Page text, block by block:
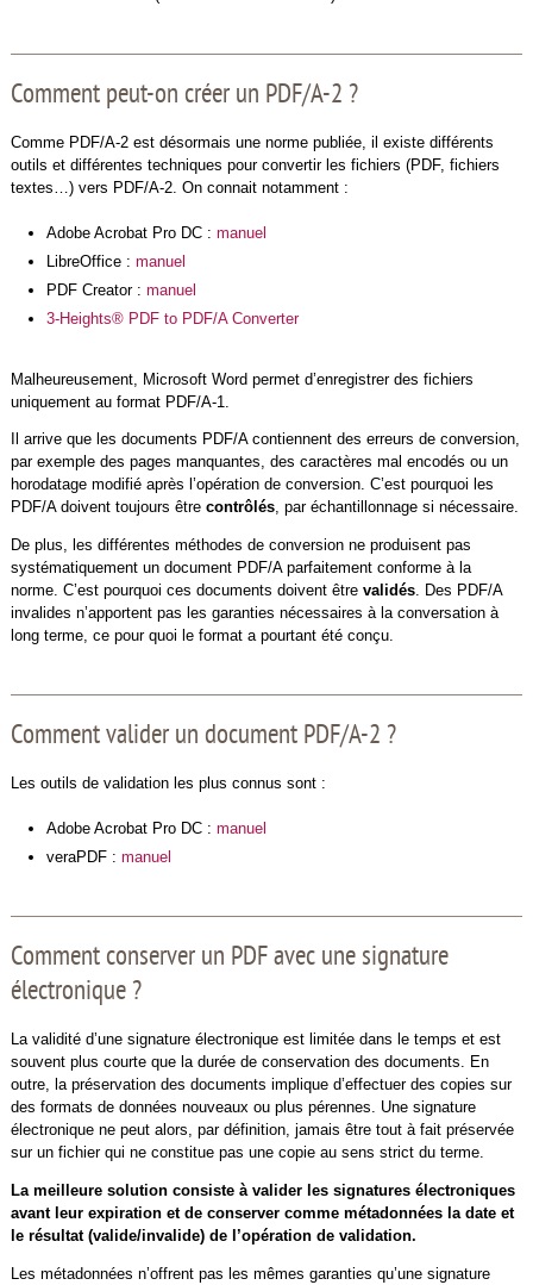
Comment peut-on créer un PDF/A-2 ?
Comme PDF/A-2 est désormais une norme publiée, il existe différents
outils et différentes techniques pour convertir les fichiers (PDF, fichiers
textes…) vers PDF/A-2. On connait notamment :
Adobe Acrobat Pro DC : manuel
LibreOffice : manuel
PDF Creator : manuel
3-Heights® PDF to PDF/A Converter
Malheureusement, Microsoft Word permet d’enregistrer des fichiers
uniquement au format PDF/A-1.
Il arrive que les documents PDF/A contiennent des erreurs de conversion,
par exemple des pages manquantes, des caractères mal encodés ou un
horodatage modifié après l’opération de conversion. C’est pourquoi les
PDF/A doivent toujours être contrôlés, par échantillonnage si nécessaire.
De plus, les différentes méthodes de conversion ne produisent pas
systématiquement un document PDF/A parfaitement conforme à la
norme. C’est pourquoi ces documents doivent être validés. Des PDF/A
invalides n’apportent pas les garanties nécessaires à la conversation à
long terme, ce pour quoi le format a pourtant été conçu.
Comment valider un document PDF/A-2 ?
Les outils de validation les plus connus sont :
Adobe Acrobat Pro DC : manuel
veraPDF : manuel
Comment conserver un PDF avec une signature
électronique ?
La validité d’une signature électronique est limitée dans le temps et est
souvent plus courte que la durée de conservation des documents. En
outre, la préservation des documents implique d’effectuer des copies sur
des formats de données nouveaux ou plus pérennes. Une signature
électronique ne peut alors, par définition, jamais être tout à fait préservée
sur un fichier qui ne constitue pas une copie au sens strict du terme.
La meilleure solution consiste à valider les signatures électroniques
avant leur expiration et de conserver comme métadonnées la date et
le résultat (valide/invalide) de l’opération de validation.
Les métadonnées n’offrent pas les mêmes garanties qu’une signature